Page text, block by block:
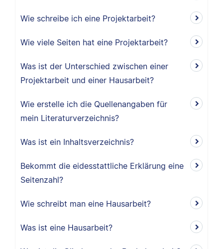
Wie schreibe ich eine Projektarbeit?
Wie viele Seiten hat eine Projektarbeit?
Was ist der Unterschied zwischen einer
Projektarbeit und einer Hausarbeit?
Wie erstelle ich die Quellenangaben für
mein Literaturverzeichnis?
Was ist ein Inhaltsverzeichnis?
Bekommt die eidesstattliche Erklärung eine
Seitenzahl?
Wie schreibt man eine Hausarbeit?
Was ist eine Hausarbeit?